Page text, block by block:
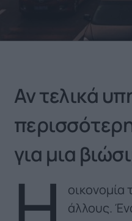
Αν τελικά
για μια
οικονομία
άλλους.